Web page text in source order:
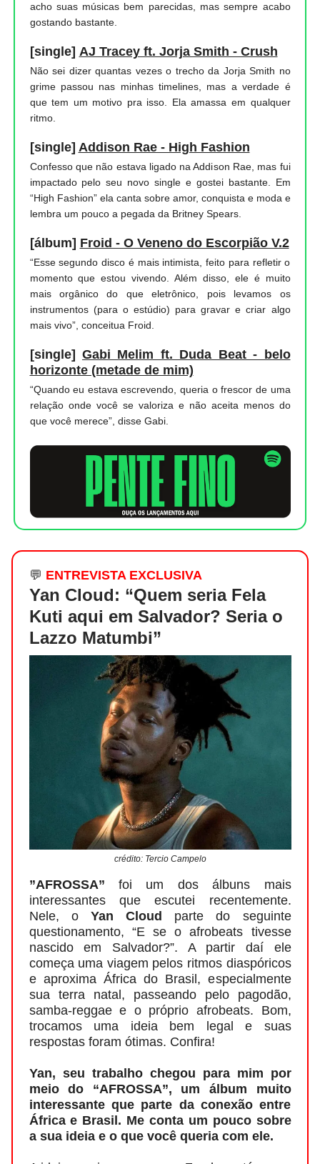
acho suas músicas bem parecidas, mas sempre acabo
gostando bastante.
[single] AJ Tracey ft. Jorja Smith - Crush
Não sei dizer quantas vezes o trecho da Jorja Smith no
grime passou nas minhas timelines, mas a verdade é
que tem um motivo pra isso. Ela amassa em qualquer
ritmo.
[single] Addison Rae - High Fashion
Confesso que não estava ligado na Addison Rae, mas fui
impactado pelo seu novo single e gostei bastante. Em
“High Fashion” ela canta sobre amor, conquista e moda e
lembra um pouco a pegada da Britney Spears.
[álbum] Froid - O Veneno do Escorpião V.2
“Esse segundo disco é mais intimista, feito para refletir o
momento que estou vivendo. Além disso, ele é muito
mais orgânico do que eletrônico, pois levamos os
instrumentos (para o estúdio) para gravar e criar algo
mais vivo”, conceitua Froid.
[single] Gabi Melim ft. Duda Beat - belo
horizonte (metade de mim)
“Quando eu estava escrevendo, queria o frescor de uma
relação onde você se valoriza e não aceita menos do
que você merece”, disse Gabi.
💬 ENTREVISTA EXCLUSIVA
Yan Cloud: “Quem seria Fela
Kuti aqui em Salvador? Seria o
Lazzo Matumbi”
crédito: Tercio Campelo
”AFROSSA” foi um dos álbuns mais
interessantes que escutei recentemente.
Nele, o Yan Cloud parte do seguinte
questionamento, “E se o afrobeats tivesse
nascido em Salvador?”. A partir daí ele
começa uma viagem pelos ritmos diaspóricos
e aproxima África do Brasil, especialmente
sua terra natal, passeando pelo pagodão,
samba-reggae e o próprio afrobeats. Bom,
trocamos uma ideia bem legal e suas
respostas foram ótimas. Confira!
Yan, seu trabalho chegou para mim por
meio do “AFROSSA”, um álbum muito
interessante que parte da conexão entre
África e Brasil. Me conta um pouco sobre
a sua ideia e o que você queria com ele.